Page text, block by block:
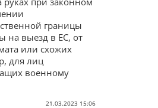
границы
на выезд в ЕС, от
или схожих
для лиц
военному
21.03.2023 15:06